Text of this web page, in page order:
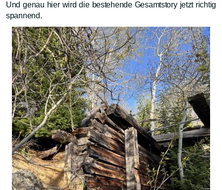
Und genau hier wird die bestehende Gesamtstory jetzt richtig
spannend.